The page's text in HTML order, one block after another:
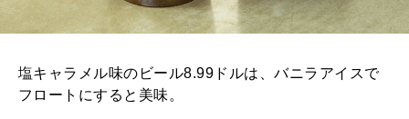
塩キャラメル味のビール8.99ドルは、バニラアイスで
フロートにすると美味。